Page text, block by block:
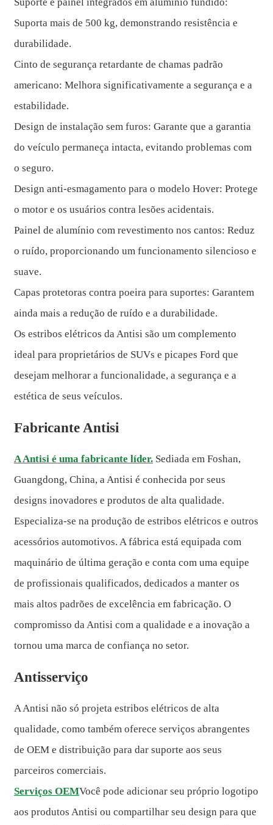
Suporta mais de 500 kg, demonstrando resistência e
durabilidade.
Cinto de segurança retardante de chamas padrão
americano: Melhora significativamente a segurança e a
estabilidade.
Design de instalação sem furos: Garante que a garantia
do veículo permaneça intacta, evitando problemas com
o seguro.
Design anti-esmagamento para o modelo Hover: Protege
o motor e os usuários contra lesões acidentais.
Painel de alumínio com revestimento nos cantos: Reduz
o ruído, proporcionando um funcionamento silencioso e
suave.
Capas protetoras contra poeira para suportes: Garantem
ainda mais a redução de ruído e a durabilidade.
Os estribos elétricos da Antisi são um complemento
ideal para proprietários de SUVs e picapes Ford que
desejam melhorar a funcionalidade, a segurança e a
estética de seus veículos.
Fabricante Antisi
A Antisi é uma fabricante líder.Sediada em Foshan,
Guangdong, China, a Antisi é conhecida por seus
designs inovadores e produtos de alta qualidade.
Especializa-se na produção de estribos elétricos e outros
acessórios automotivos. A fábrica está equipada com
maquinário de última geração e conta com uma equipe
de profissionais qualificados, dedicados a manter os
mais altos padrões de excelência em fabricação. O
compromisso da Antisi com a qualidade e a inovação a
tornou uma marca de confiança no setor.
Antisserviço
A Antisi não só projeta estribos elétricos de alta
qualidade, como também oferece serviços abrangentes
de OEM e distribuição para dar suporte aos seus
parceiros comerciais.
Serviços OEMVocê pode adicionar seu próprio logotipo
aos produtos Antisi ou compartilhar seu design para que